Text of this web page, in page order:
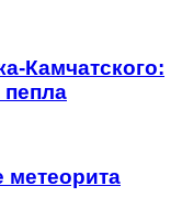
Камчатского:
метеорита